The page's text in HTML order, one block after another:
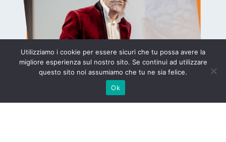
4. DOMANDE DIRETTE
Utilizziamo i cookie per essere sicuri che tu possa avere la
migliore esperienza sul nostro sito. Se continui ad utilizzare
questo sito noi assumiamo che tu ne sia felice.
Ok